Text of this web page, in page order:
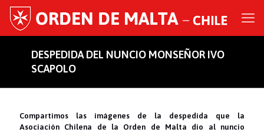
DESPEDIDA DEL NUNCIO MONSEÑOR IVO
SCAPOLO
Compartimos las imágenes de la despedida que la
Asociación Chilena de la Orden de Malta dio al nuncio